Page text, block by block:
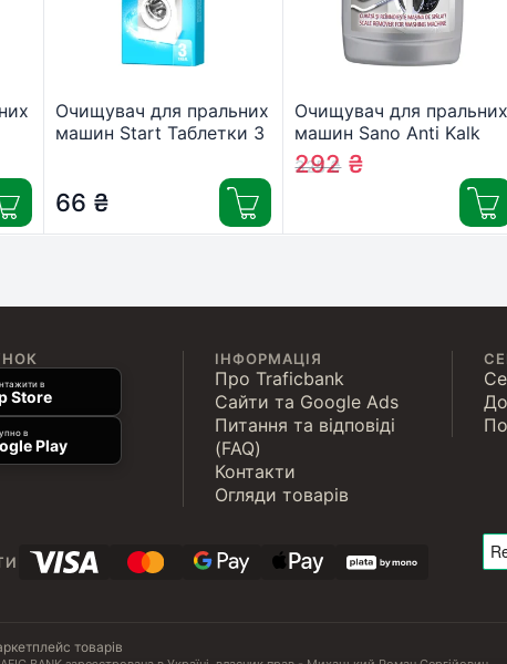
Очищувач для пральних
машин Start Таблетки 3
66 ₴
Очищувач для пральних
машин Sano Anti Kalk
For Washing Machines
500 мл
325₴
292 ₴
в
Store
в
Play
ІНФОРМАЦІЯ
Про Traficbank
Сайти та Google Ads
Питання та відповіді
(FAQ)
Контакти
Огляди товарів
товарів